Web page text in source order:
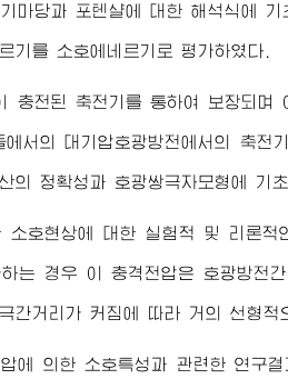
마당과 포텐샬에 대한 해석식에
기를 소호에네르기로 평가하였다.
충전된 축전기를 통하여 보장되며
서의 대기압호광방전에서의 축전
의 정확성과 호광쌍극자모형에 기
소호현상에 대한 실험적 및 리론
는 경우 이 충격전압은 호광방전
간거리가 커짐에 따라 거의 선형적
에 의한 소호특성과 관련한 연구